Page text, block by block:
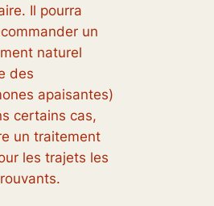
Il pourra
un
naturel
des
apaisantes)
certains cas,
un traitement
les trajets les